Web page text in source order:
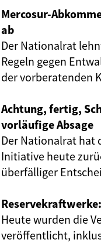
Mercosur-
ab
Der Nationalrat
Regeln gegen
der vorberatenden
Achtung, fertig,
vorläufige Absage
Der Nationalrat hat
Initiative heute
überfälliger
Heute wurden die
veröffentlicht,